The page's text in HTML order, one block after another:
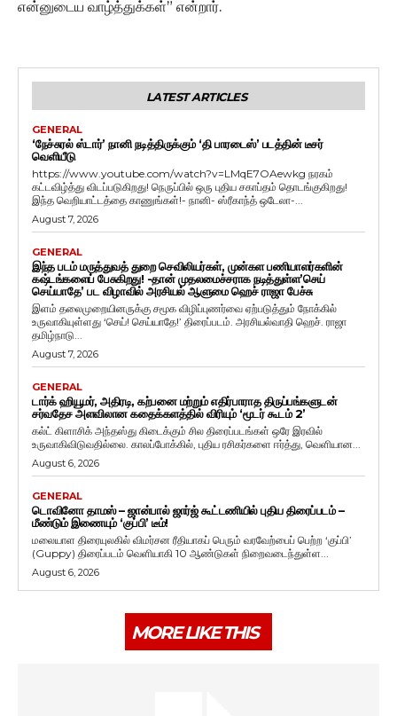
என்னுடைய வாழ்த்துக்கள்” என்றார்.
LATEST ARTICLES
GENERAL
‘நேச்சுரல் ஸ்டார்’ நானி நடித்திருக்கும் ‘தி பாரடைஸ்’ படத்தின் டீசர்
வெளியீடு
https://www.youtube.com/watch?v=LMqE7OAewkg நரகம்
கட்டவிழ்த்து விடப்படுகிறது! நெருப்பில் ஒரு புதிய சகாப்தம் தொடங்குகிறது!
இந்த வெறியாட்டத்தை காணுங்கள்!- நானி- ஸ்ரீகாந்த் ஒடேலா-...
August 7, 2026
GENERAL
இந்த படம் மருத்துவத் துறை செவிலியர்கள், முன்கள பணியாளர்களின்
கஷ்டங்களைப் பேசுகிறது! -தான் முதலமைச்சராக நடித்துள்ள’செய்
செய்யாதே’ பட விழாவில் அரசியல் ஆளுமை ஹெச் ராஜா பேச்சு
இளம் தலைமுறையினருக்கு சமூக விழிப்புணர்வை ஏற்படுத்தும் நோக்கில்
உருவாகியுள்ளது ‘செய்! செய்யாதே!’ திரைப்படம். அரசியல்வாதி ஹெச். ராஜா
தமிழ்நாடு...
August 7, 2026
GENERAL
டார்க் ஹியூமர், அதிரடி, கற்பனை மற்றும் எதிர்பாராத திருப்பங்களுடன்
சர்வதேச அளவிலான கதைக்களத்தில் விரியும் ‘மூடர் கூடம் 2’
கல்ட் கிளாசிக் அந்தஸ்து கிடைக்கும் சில திரைப்படங்கள் ஒரே இரவில்
உருவாகிவிடுவதில்லை. காலப்போக்கில், புதிய ரசிகர்களை ஈர்த்து, வெளியான...
August 6, 2026
GENERAL
டொவினோ தாமஸ் – ஜான்பால் ஜார்ஜ் கூட்டணியில் புதிய திரைப்படம் –
மீண்டும் இணையும் ‘குப்பி’ டீம்!
மலையாள திரையுலகில் விமர்சன ரீதியாகப் பெரும் வரவேற்பைப் பெற்ற ‘குப்பி’
(Guppy) திரைப்படம் வெளியாகி 10 ஆண்டுகள் நிறைவடைந்துள்ள...
August 6, 2026
MORE LIKE THIS